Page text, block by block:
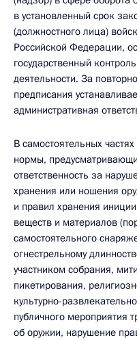
в установленный срок
(должностного лица)
Российской Федерации,
государственный
деятельности. За
предписания
административная
В самостоятельных
нормы,
ответственность за
хранения или ношения
и правил хранения
веществ и материалов
самостоятельного
огнестрельному
участником собрания,
пикетирования,
культурно-
публичного мероприятия
об оружии, нарушение